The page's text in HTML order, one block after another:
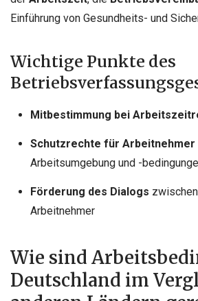
Einführung von Gesundheits- und
Wichtige Punkte des
Mitbestimmung bei
Schutzrechte für Arbeitnehmer
Arbeitsumgebung und -
Förderung des Dialogs
Arbeitnehmer
Wie sind
Deutschland im